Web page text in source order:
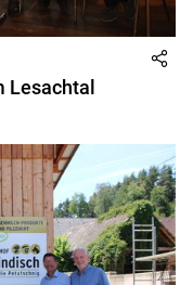
Lesachtal